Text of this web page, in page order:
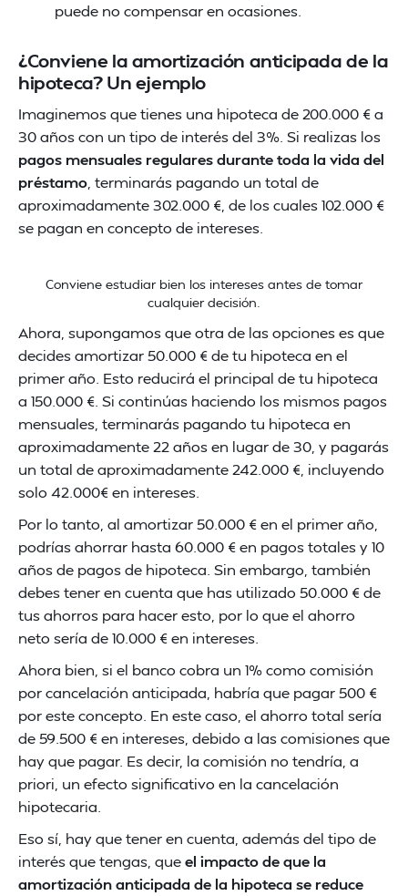
puede no compensar en ocasiones.
¿Conviene la amortización anticipada de la
hipoteca? Un ejemplo
Imaginemos que tienes una hipoteca de 200.000 € a
30 años con un tipo de interés del 3%. Si realizas los
pagos mensuales regulares durante toda la vida del
préstamo , terminarás pagando un total de
aproximadamente 302.000 €, de los cuales 102.000 €
se pagan en concepto de intereses.
Conviene estudiar bien los intereses antes de tomar
cualquier decisión.
Ahora, supongamos que otra de las opciones es que
decides amortizar 50.000 € de tu hipoteca en el
primer año. Esto reducirá el principal de tu hipoteca
a 150.000 €. Si continúas haciendo los mismos pagos
mensuales, terminarás pagando tu hipoteca en
aproximadamente 22 años en lugar de 30, y pagarás
un total de aproximadamente 242.000 €, incluyendo
solo 42.000€ en intereses.
Por lo tanto, al amortizar 50.000 € en el primer año,
podrías ahorrar hasta 60.000 € en pagos totales y 10
años de pagos de hipoteca. Sin embargo, también
debes tener en cuenta que has utilizado 50.000 € de
tus ahorros para hacer esto, por lo que el ahorro
neto sería de 10.000 € en intereses.
Ahora bien, si el banco cobra un 1% como comisión
por cancelación anticipada, habría que pagar 500 €
por este concepto. En este caso, el ahorro total sería
de 59.500 € en intereses, debido a las comisiones que
hay que pagar. Es decir, la comisión no tendría, a
priori, un efecto significativo en la cancelación
hipotecaria.
Eso sí, hay que tener en cuenta, además del tipo de
interés que tengas, queel impacto de que la
amortización anticipada de la hipoteca se reduce